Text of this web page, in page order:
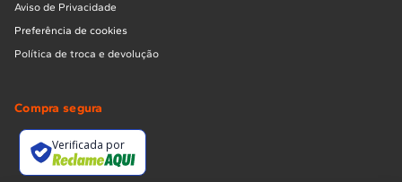
Aviso de Privacidade
Preferência de cookies
Política de troca e devolução
Compra segura
Verificada por